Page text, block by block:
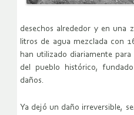
desechos alrededor y en una
litros de agua mezclada con
han utilizado diariamente
del pueblo histórico,
daños.
Ya dejó un daño irreversible,